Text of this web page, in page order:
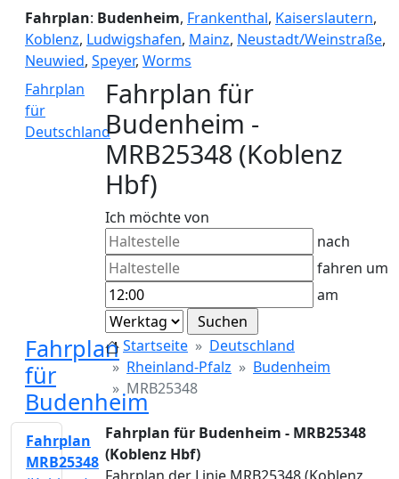
Fahrplan: Budenheim, Frankenthal, Kaiserslautern,
Koblenz, Ludwigshafen, Mainz, Neustadt/Weinstraße,
Neuwied, Speyer, Worms
Fahrplan
für
Deutschland
Fahrplan für
Budenheim -
MRB25348 (Koblenz
Hbf)
Ich möchte von
nach
fahren um
am
Fahrplan
für
Budenheim
Startseite
Deutschland
Rheinland-Pfalz
Budenheim
MRB25348
Fahrplan für Budenheim - MRB25348
(Koblenz Hbf)
Fahrplan
MRB25348